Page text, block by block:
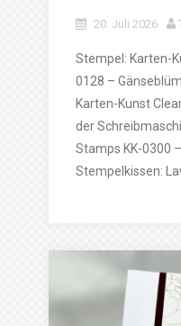
20. Juli 2026
Stempel: Karten-
0128 –
Karten-Kunst
der
Stamps KK-0300
Stempelkissen: